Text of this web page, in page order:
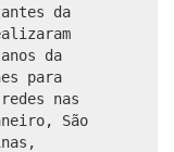
da
da
para
nas
São